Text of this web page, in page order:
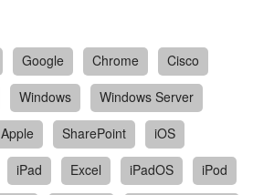
Google Chrome
Cisco
Windows
Windows Server
Apple SharePoint
iOS
iPad Excel iPadOS
iPod